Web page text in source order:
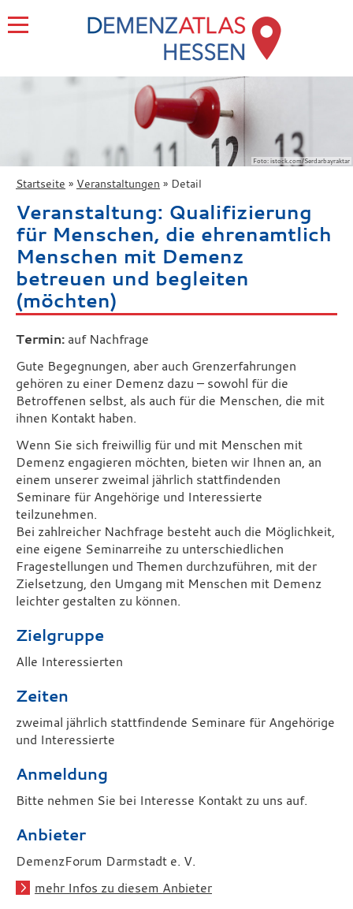
Foto: istock.com/Serdarbayraktar
Startseite Veranstaltungen Detail
Veranstaltung: Qualifizierung
für Menschen, die ehrenamtlich
Menschen mit Demenz
betreuen und begleiten
(möchten)
Termin: auf Nachfrage
Gute Begegnungen, aber auch Grenzerfahrungen
gehören zu einer Demenz dazu – sowohl für die
Betroffenen selbst, als auch für die Menschen, die mit
ihnen Kontakt haben.
Wenn Sie sich freiwillig für und mit Menschen mit
Demenz engagieren möchten, bieten wir Ihnen an, an
einem unserer zweimal jährlich stattfindenden
Seminare für Angehörige und Interessierte
teilzunehmen.
Bei zahlreicher Nachfrage besteht auch die Möglichkeit,
eine eigene Seminarreihe zu unterschiedlichen
Fragestellungen und Themen durchzuführen, mit der
Zielsetzung, den Umgang mit Menschen mit Demenz
leichter gestalten zu können.
Zielgruppe
Alle Interessierten
Zeiten
zweimal jährlich stattfindende Seminare für Angehörige
und Interessierte
Anmeldung
Bitte nehmen Sie bei Interesse Kontakt zu uns auf.
Anbieter
DemenzForum Darmstadt e. V.
mehr Infos zu diesem Anbieter